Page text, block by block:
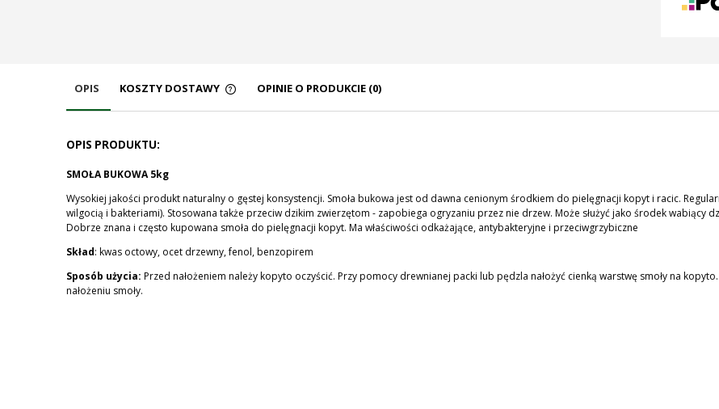
OPIS KOSZTY DOSTAWY OPINIE O PRODUKCIE (0)
OPIS PRODUKTU:
SMOŁA BUKOWA 5kg
Wysokiej jakości produkt naturalny o gęstej konsystencji. Smoła bukowa jest od dawna cenionym środkiem do pielęgnacji kopyt i racic.
wilgocią i bakteriami). Stosowana także przeciw dzikim zwierzętom - zapobiega ogryzaniu przez nie drzew. Może służyć jako środek wabiący
Dobrze znana i często kupowana smoła do pielęgnacji kopyt. Ma właściwości odkażające, antybakteryjne i przeciwgrzybiczne
Skład: kwas octowy, ocet drzewny, fenol, benzopirem
Sposób użycia: Przed nałożeniem należy kopyto oczyścić. Przy pomocy drewnianej packi lub pędzla nałożyć cienką warstwę smoły na
nałożeniu smoły.